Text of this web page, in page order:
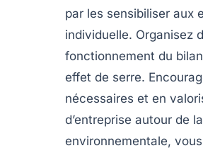
par les sensibiliser aux
individuelle. Organisez
fonctionnement du
effet de serre.
nécessaires et en
d’entreprise autour de
environnementale,